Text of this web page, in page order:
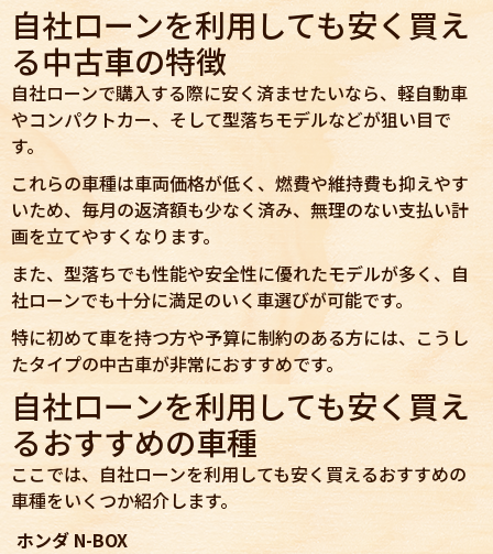
自社ローンを利用しても安く買え
る中古車の特徴
自社ローンで購入する際に安く済ませたいなら、軽自動車
やコンパクトカー、そして型落ちモデルなどが狙い目で
す。
これらの車種は車両価格が低く、燃費や維持費も抑えやす
いため、毎月の返済額も少なく済み、無理のない支払い計
画を立てやすくなります。
また、型落ちでも性能や安全性に優れたモデルが多く、自
社ローンでも十分に満足のいく車選びが可能です。
特に初めて車を持つ方や予算に制約のある方には、こうし
たタイプの中古車が非常におすすめです。
自社ローンを利用しても安く買え
るおすすめの車種
ここでは、自社ローンを利用しても安く買えるおすすめの
車種をいくつか紹介します。
ホンダ N-BOX